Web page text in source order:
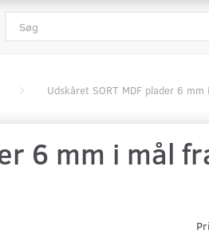
Udskåret SORT MDF plader 6
6 mm i mål